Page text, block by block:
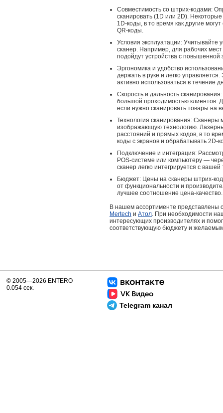
Совместимость со штрих-кодами:
сканировать (1D или 2D).
1D-коды, в то время как другие
QR-коды.
Условия эксплуатации: Учитывайте
сканер. Например, для рабочих
подойдут устройства с
Эргономика и удобство
держать в руке и легко
активно использоваться в течение
Скорость и дальность
большой проходимостью клиентов.
если нужно сканировать товары на
Технология сканирования: Сканеры
изображающую технологию.
расстояний и прямых кодов, в то
коды с экранов и обрабатывать 2D-
Подключение и интеграция:
POS-системе или компьютеру —
сканер легко интегрируется с
Бюджет: Цены на сканеры штрих-
от функциональности и
лучшее соотношение цена-качество.
В нашем ассортименте представлены
Mertech и Атол. При необходимости
интересующих производителях и
соответствующую бюджету и
Telegram канал
© 2005—2026 ENTERO
0.054 сек.